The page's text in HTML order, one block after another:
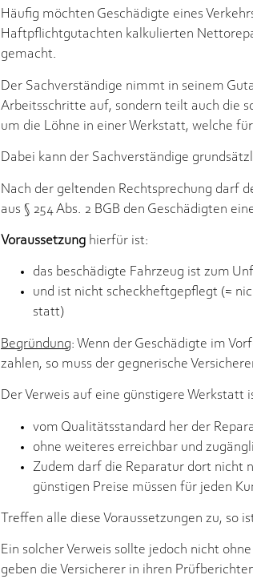
Häufig möchten Geschädigte eines
Haftpflichtgutachten kalkulierten
gemacht.
Der Sachverständige nimmt in seinem
Arbeitsschritte auf, sondern teilt auch die
um die Löhne in einer Werkstatt, welche
Dabei kann der Sachverständige
Nach der geltenden Rechtsprechung darf
aus § 254 Abs. 2 BGB den Geschädigten
Voraussetzung hierfür ist:
das beschädigte Fahrzeug ist zum
und ist nicht scheckheftgepflegt (=
statt)
Begründung: Wenn der Geschädigte im
zahlen, so muss der gegnerische
Der Verweis auf eine günstigere
vom Qualitätsstandard her der
ohne weiteres erreichbar und
Zudem darf die Reparatur dort nicht
günstigen Preise müssen für jeden
Treffen alle diese Voraussetzungen zu, so
Ein solcher Verweis sollte jedoch nicht
geben die Versicherer in ihren